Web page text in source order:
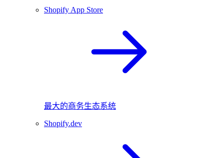
Shopify App Store
最大的商务生态系统
Shopify.dev